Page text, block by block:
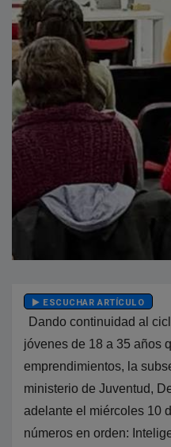
ESCUCHAR ARTÍCULO
Dando continuidad al
jóvenes de 18 a 35 años
emprendimientos, la
ministerio de Juventud,
adelante el miércoles 10
números en orden: